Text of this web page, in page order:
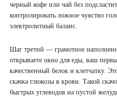
черный кофе или чай без
контролировать ложное чувство
электролитный баланс.
Шаг третий — грамотное
открываете окно для еды, ваш
качественный белок и клетчатку.
скачка глюкозы в крови. Такой
быстрых углеводов на пустой